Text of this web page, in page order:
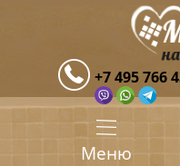
+7 495 766
Меню